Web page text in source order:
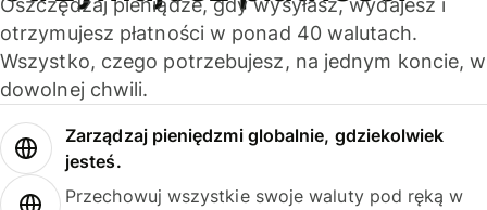
Oszczędzaj pieniądze, gdy wysyłasz, wydajesz i
otrzymujesz płatności w ponad 40 walutach.
Wszystko, czego potrzebujesz, na jednym koncie, w
dowolnej chwili.
Zarządzaj pieniędzmi globalnie, gdziekolwiek
jesteś.
Przechowuj wszystkie swoje waluty pod ręką w